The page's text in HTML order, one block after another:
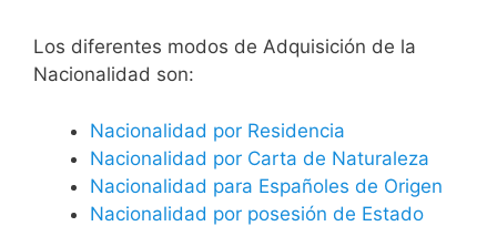
​​​Los diferentes modos de Adquisición de la
Nacionalidad son:
Nacionalidad por Residencia
Nacionalidad por Carta de Naturaleza
Nacionalidad para Españoles de Origen
Nacionalidad por posesión de Estado